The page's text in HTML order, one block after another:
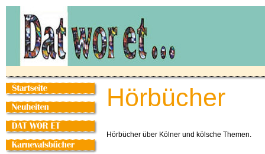
Hörbücher
Hörbücher über Kölner und kölsche Themen.